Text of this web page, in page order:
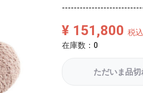
¥ 151,800 税込
在庫数：0
ただいま品